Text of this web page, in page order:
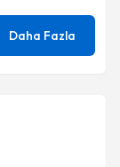
Daha Fazla